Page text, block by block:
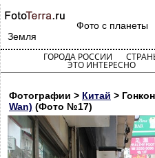
Фото с планеты
Земля
ГОРОДА РОССИИ
ЭТО ИНТЕРЕСНО
Фотографии > Китай >
Wan) (Фото №17)